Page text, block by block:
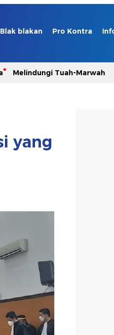
Blak blakan Pro Kontra
Melindungi Tuah-Marwah
yang